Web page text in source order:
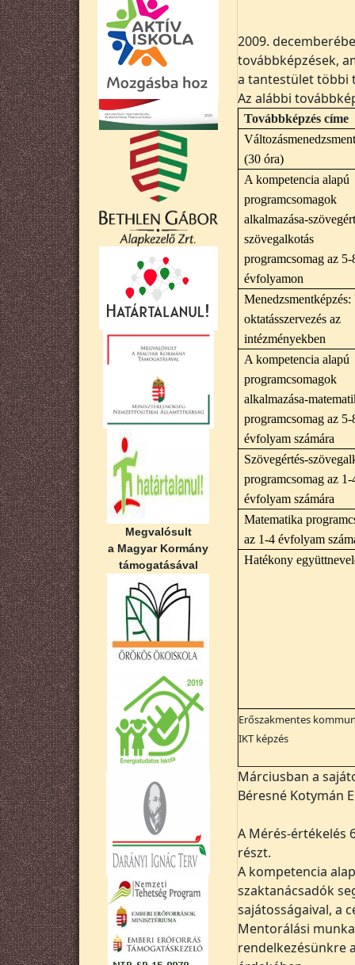
Megvalósult
a Magyar Kormány
támogatásával
2009.
továbbképzések,
a tantestület többi
Az alábbi
Továbbképzés címe
(30 óra)
A kompetencia alapú
programcsomagok
alkalmazása-
szövegalkotás
programcsomag az 5-
évfolyamon
oktatásszervezés az
intézményekben
A kompetencia alapú
programcsomagok
alkalmazása-
programcsomag az 5-
évfolyam számára
Szövegértés-
programcsomag az 1-
évfolyam számára
Matematika
az 1-4 évfolyam
Hatékony
Erőszakmentes
IKT képzés
Márciusban a
Béresné Kotymán
A Mérés-értékelés
részt.
A kompetencia
szaktanácsadók
sajátosságaival, a
Mentorálási
rendelkezésünkre